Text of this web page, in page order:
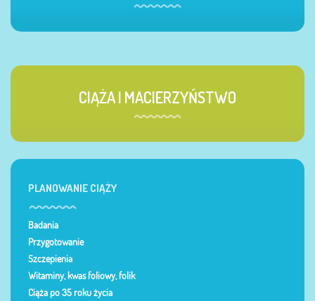
CIĄŻA I MACIERZYŃSTWO
PLANOWANIE CIĄŻY
Badania
Przygotowanie
Szczepienia
Witaminy, kwas foliowy, folik
Ciąża po 35 roku życia